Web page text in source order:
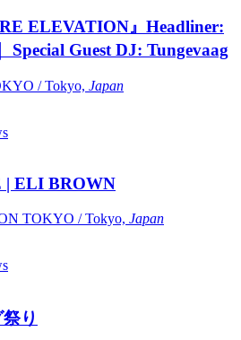
ELEVATION』Headliner:
Special Guest DJ: Tungevaag
/ Tokyo, Japan
| ELI BROWN
TOKYO / Tokyo, Japan
り